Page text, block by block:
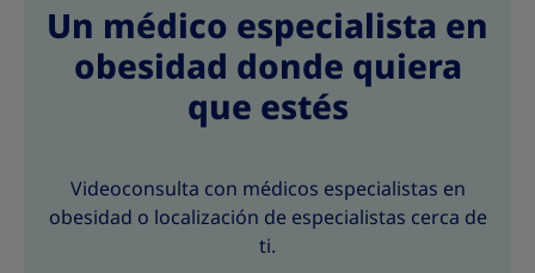
Un médico especialista en
obesidad donde quiera
que estés
Videoconsulta con médicos especialistas en
obesidad o localización de especialistas cerca de
ti.